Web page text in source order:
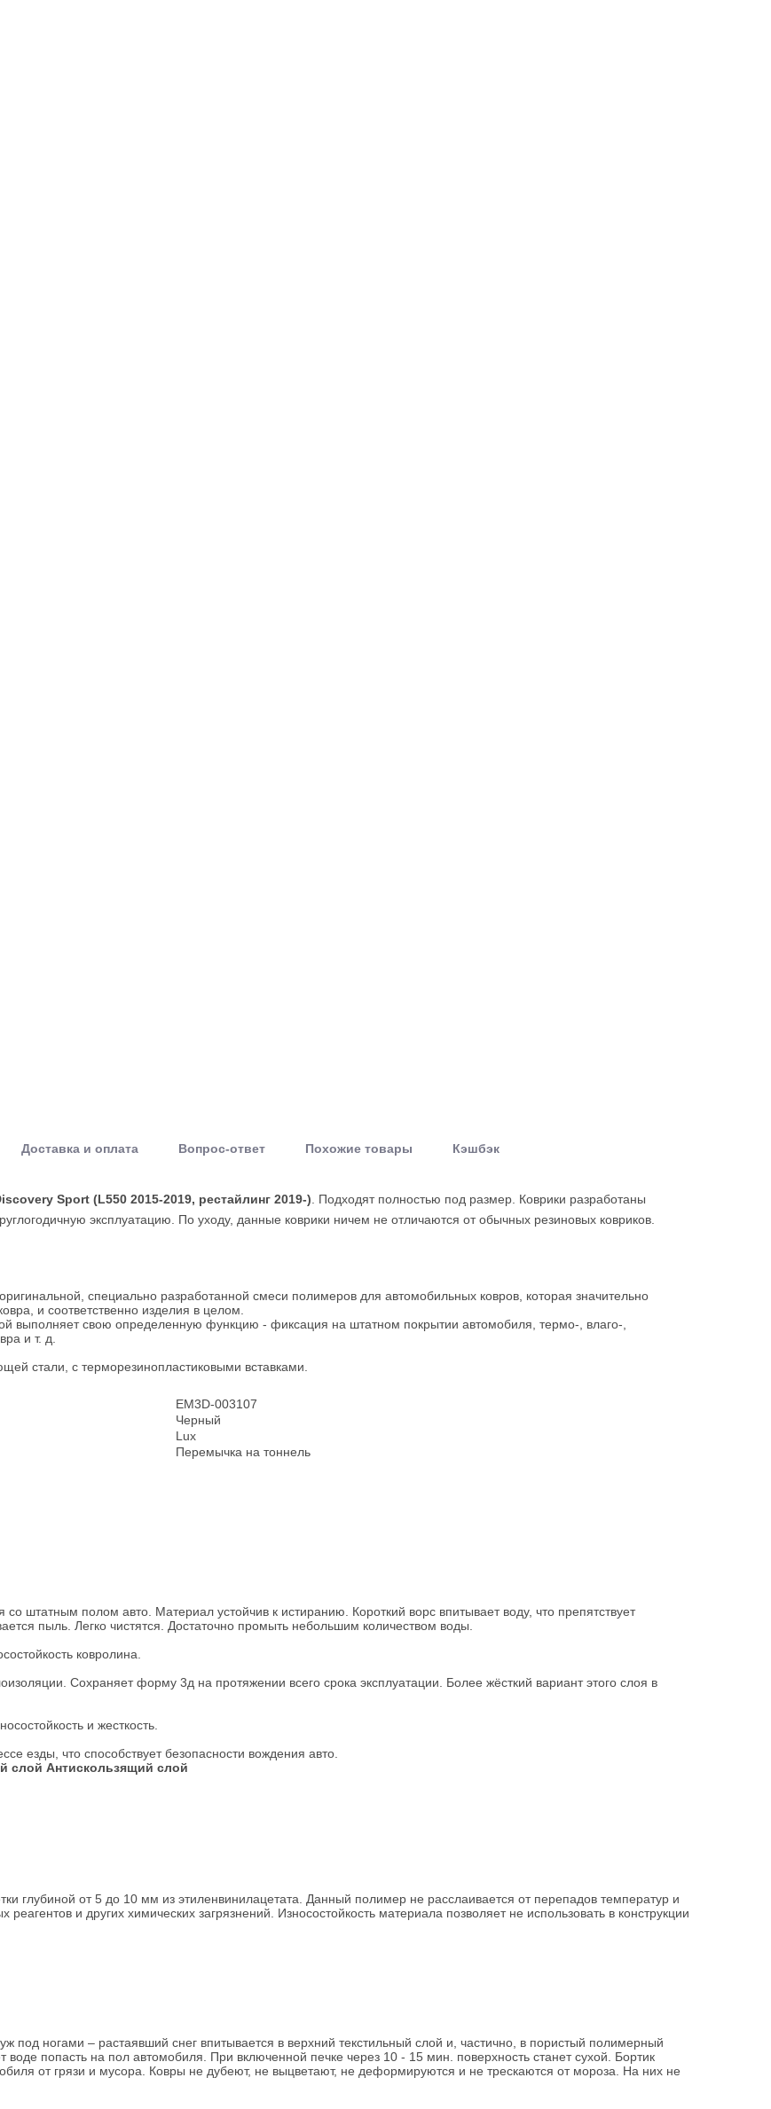
Доставка и оплата Вопрос-ответ Похожие товары Кэшбэк
Sport (L550 2015-2019, рестайлинг 2019-) . Подходят полностью под размер. Коврики разработаны
эксплуатацию. По уходу, данные коврики ничем не отличаются от обычных резиновых ковриков.
специально разработанной смеси полимеров для автомобильных ковров, которая значительно
и соответственно изделия в целом.
выполняет свою определенную функцию - фиксация на штатном покрытии автомобиля, термо-, влаго-,
и т. д.
стали, с терморезинопластиковыми вставками.
EM3D-003107
Черный
Lux
Перемычка на тоннель
штатным полом авто. Материал устойчив к истиранию. Короткий ворс впитывает воду, что препятствует
пыль. Легко чистятся. Достаточно промыть небольшим количеством воды.
ковролина.
Сохраняет форму 3д на протяжении всего срока эксплуатации. Более жёсткий вариант этого слоя в
и жесткость.
езды, что способствует безопасности вождения авто.
слой Антискользящий слой
глубиной от 5 до 10 мм из этиленвинилацетата. Данный полимер не расслаивается от перепадов температур и
и других химических загрязнений. Износостойкость материала позволяет не использовать в конструкции
под ногами – растаявший снег впитывается в верхний текстильный слой и, частично, в пористый полимерный
попасть на пол автомобиля. При включенной печке через 10 - 15 мин. поверхность станет сухой. Бортик
от грязи и мусора. Ковры не дубеют, не выцветают, не деформируются и не трескаются от мороза. На них не